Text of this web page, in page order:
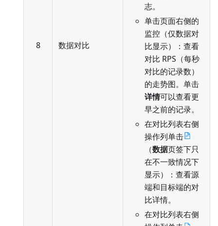
8 数据对比
志。
单击页面右侧的
监控（仅数据对
比显示）：查看
对比 RPS（每秒
对比的记录数）
的走势图。单击
详情可以查看更
早之前的记录。
在对比列表右侧
操作列单击
（数据页签下只
在不一致情况下
显示）：查看源
端和目标端的对
比详情。
在对比列表右侧